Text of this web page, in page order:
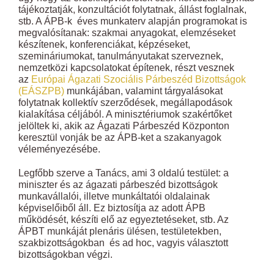
tájékoztatják, konzultációt folytatnak, állást foglalnak,
stb. A ÁPB-k éves munkaterv alapján programokat is
megvalósítanak: szakmai anyagokat, elemzéseket
készítenek, konferenciákat, képzéseket,
szemináriumokat, tanulmányutakat szerveznek,
nemzetközi kapcsolatokat építenek, részt vesznek
az Európai Ágazati Szociális Párbeszéd Bizottságok
(EÁSZPB) munkájában, valamint tárgyalásokat
folytatnak kollektív szerződések, megállapodások
kialakítása céljából. A minisztériumok szakértőket
jelöltek ki, akik az Ágazati Párbeszéd Központon
keresztül vonják be az ÁPB-ket a szakanyagok
véleményezésébe.
Legfőbb szerve a Tanács, ami 3 oldalú testület: a
miniszter és az ágazati párbeszéd bizottságok
munkavállalói, illetve munkáltatói oldalainak
képviselőiből áll. Ez biztosítja az adott ÁPB
működését, készíti elő az egyeztetéseket, stb. Az
ÁPBT munkáját plenáris ülésen, testületekben,
szakbizottságokban és ad hoc, vagyis választott
bizottságokban végzi.